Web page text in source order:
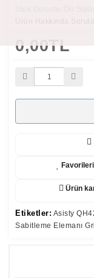
0,00TL
Ürün
Etiketler: Asisty
Sabitleme Elemanı